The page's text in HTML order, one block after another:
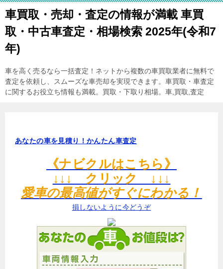
車買取・売却・査定の情報が満載 車買
取・中古車査定・相場検索 2025年(令和7
年)
車を高く売るなら一括査定！ネットから複数の車買取業者に無料で
査定を依頼し、スムーズな車売却を実現できます。車買取・車査定
に関するお役立ち情報も満載。買取・下取り相場。車,買取,査定
あなたの車を見積り！かんたん車査定
《ナビクルはこちら》
↓↓↓ クリック ↓↓↓
愛車の最高値がすぐにわかる！
損しないように今どうぞ